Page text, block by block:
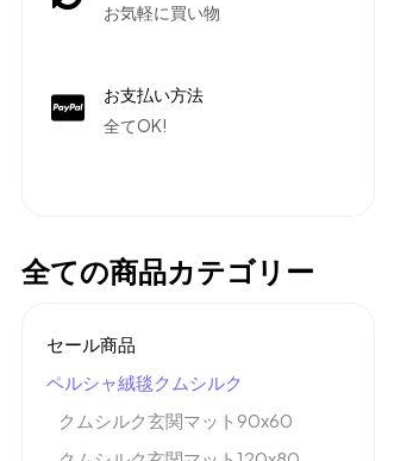
お気軽に買い物
お支払い方法
全てOK!
全ての商品カテゴリー
セール商品
ペルシャ絨毯クムシルク
クムシルク玄関マット90x60